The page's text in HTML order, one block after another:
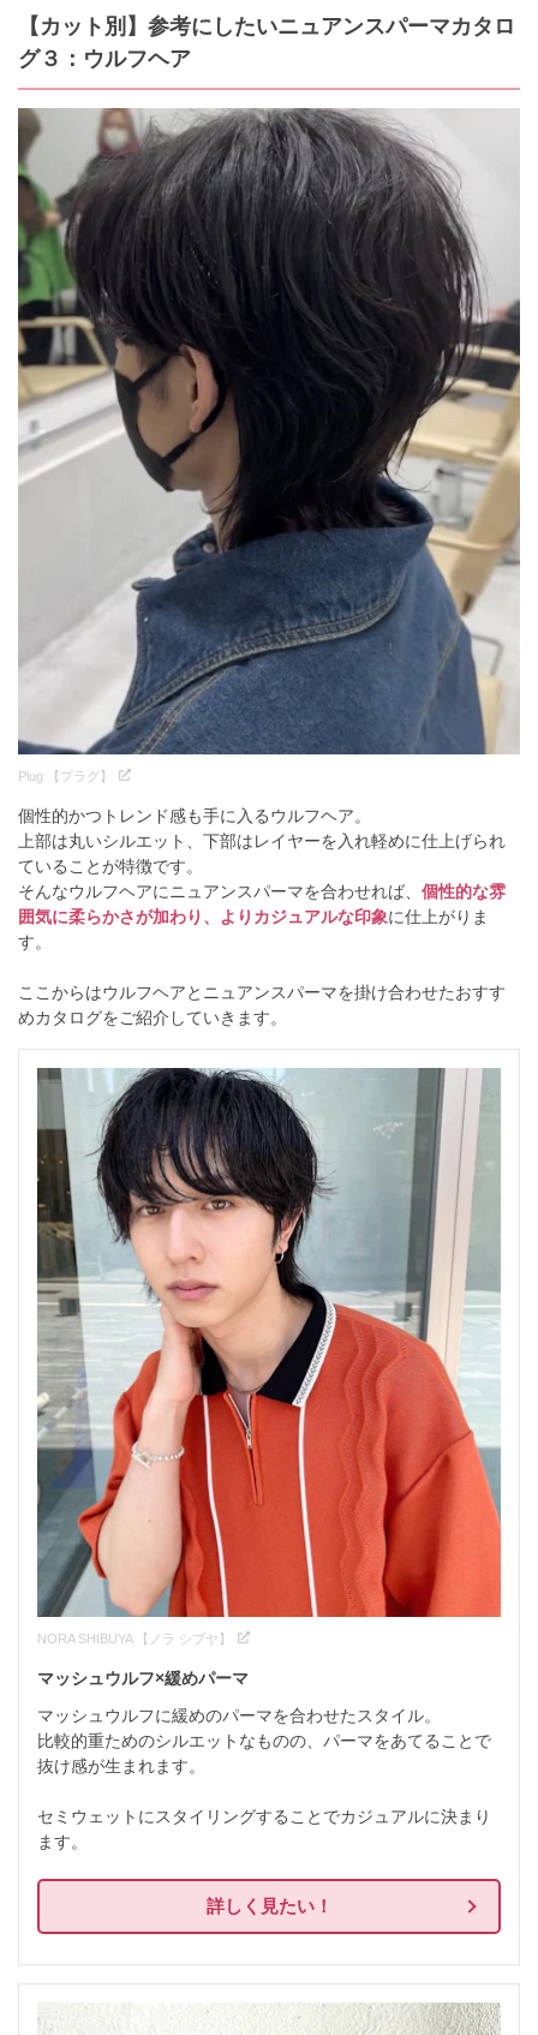
【カット別】参考にしたいニュアンスパーマカタロ
グ３：ウルフヘア
Plug 【プラグ】
個性的かつトレンド感も手に入るウルフヘア。
上部は丸いシルエット、下部はレイヤーを入れ軽めに仕上げられ
ていることが特徴です。
そんなウルフヘアにニュアンスパーマを合わせれば、 個性的な雰
囲気に柔らかさが加わり、よりカジュアルな印象に仕上がりま
す。
ここからはウルフヘアとニュアンスパーマを掛け合わせたおすす
めカタログをご紹介していきます。
NORA SHIBUYA 【ノラ シブヤ】
マッシュウルフ×緩めパーマ
マッシュウルフに緩めのパーマを合わせたスタイル。
比較的重ためのシルエットなものの、パーマをあてることで
抜け感が生まれます。
セミウェットにスタイリングすることでカジュアルに決まり
ます。
詳しく見たい！